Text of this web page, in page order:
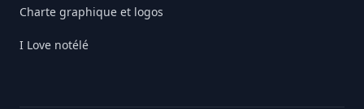
Charte graphique et logos
I Love notélé